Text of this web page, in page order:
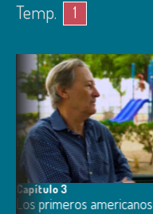
Temp. 1
Capítulo 3
Los primeros americanos